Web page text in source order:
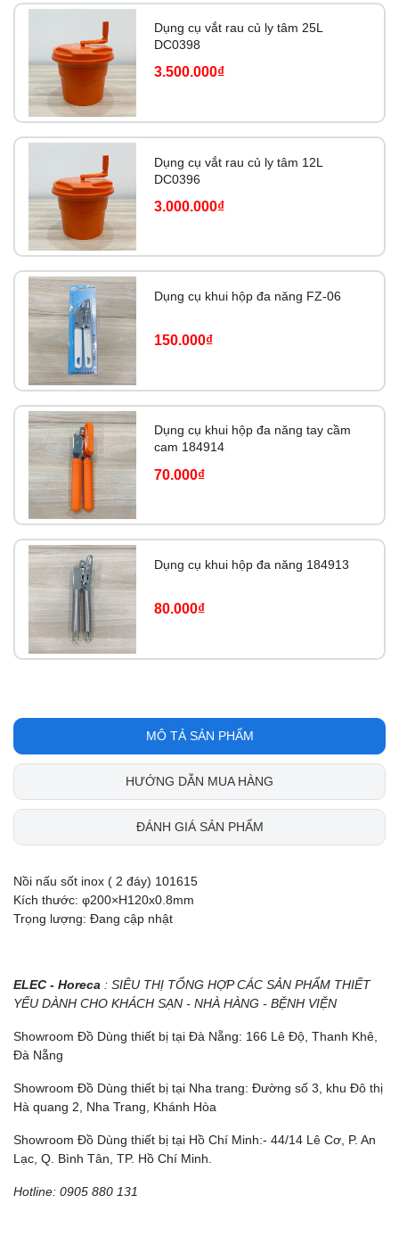
Dụng cụ vắt rau củ ly tâm 25L
DC0398
3.500.000₫
Dụng cụ vắt rau củ ly tâm 12L
DC0396
3.000.000₫
Dụng cụ khui hộp đa năng FZ-06
150.000₫
Dụng cụ khui hộp đa năng tay cầm
cam 184914
70.000₫
Dụng cụ khui hộp đa năng 184913
80.000₫
MÔ TẢ SẢN PHẨM
HƯỚNG DẪN MUA HÀNG
ĐÁNH GIÁ SẢN PHẨM
Nồi nấu sốt inox ( 2 đáy) 101615
Kích thước: φ200×H120x0.8mm
Trọng lượng: Đang cập nhật
ELEC - Horeca : SIÊU THỊ TỔNG HỢP CÁC SẢN PHẨM THIẾT
YẾU DÀNH CHO KHÁCH SẠN - NHÀ HÀNG - BỆNH VIỆN
Showroom Đồ Dùng thiết bị tại Đà Nẵng: 166 Lê Độ, Thanh Khê,
Đà Nẵng
Showroom Đồ Dùng thiết bị tại Nha trang: Đường số 3, khu Đô thị
Hà quang 2, Nha Trang, Khánh Hòa
Showroom Đồ Dùng thiết bị tại Hồ Chí Minh:- 44/14 Lê Cơ, P. An
Lạc, Q. Bình Tân, TP. Hồ Chí Minh.
Hotline: 0905 880 131